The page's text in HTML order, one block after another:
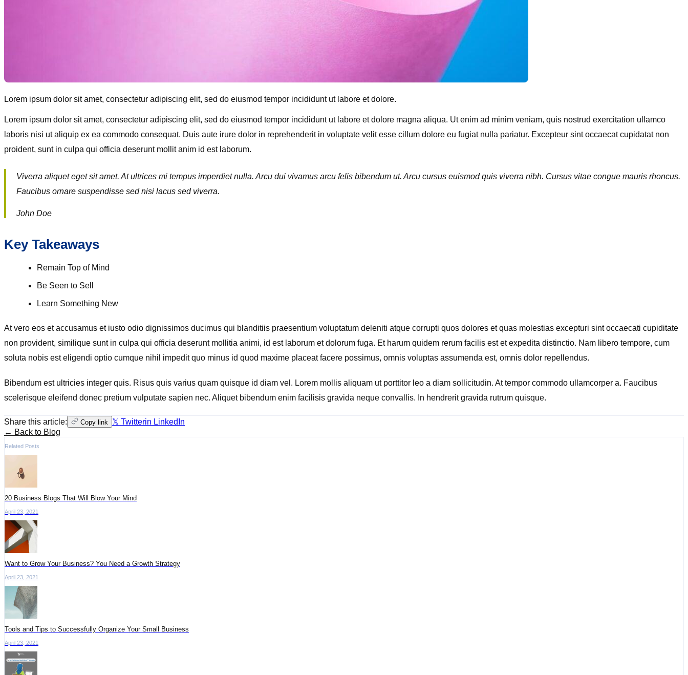
Lorem ipsum dolor sit amet, consectetur adipiscing elit, sed do eiusmod tempor incididunt ut labore et dolore.
Lorem ipsum dolor sit amet, consectetur adipiscing elit, sed do eiusmod tempor incididunt ut labore et dolore magna aliqua. Ut enim ad minim veniam, quis nostrud exercitation ullamco
laboris nisi ut aliquip ex ea commodo consequat. Duis aute irure dolor in reprehenderit in voluptate velit esse cillum dolore eu fugiat nulla pariatur. Excepteur sint occaecat cupidatat non
proident, sunt in culpa qui officia deserunt mollit anim id est laborum.
Viverra aliquet eget sit amet. At ultrices mi tempus imperdiet nulla. Arcu dui vivamus arcu felis bibendum ut. Arcu cursus euismod quis viverra nibh. Cursus vitae congue mauris rhoncus.
Faucibus ornare suspendisse sed nisi lacus sed viverra.
John Doe
Key Takeaways
Remain Top of Mind
Be Seen to Sell
Learn Something New
At vero eos et accusamus et iusto odio dignissimos ducimus qui blanditiis praesentium voluptatum deleniti atque corrupti quos dolores et quas molestias excepturi sint occaecati cupiditate
non provident, similique sunt in culpa qui officia deserunt mollitia animi, id est laborum et dolorum fuga. Et harum quidem rerum facilis est et expedita distinctio. Nam libero tempore, cum
soluta nobis est eligendi optio cumque nihil impedit quo minus id quod maxime placeat facere possimus, omnis voluptas assumenda est, omnis dolor repellendus.
Bibendum est ultricies integer quis. Risus quis varius quam quisque id diam vel. Lorem mollis aliquam ut porttitor leo a diam sollicitudin. At tempor commodo ullamcorper a. Faucibus
scelerisque eleifend donec pretium vulputate sapien nec. Aliquet bibendum enim facilisis gravida neque convallis. In hendrerit gravida rutrum quisque.
Share this article: Copy link 𝕏 Twitterin LinkedIn
← Back to Blog
Related Posts
20 Business Blogs That Will Blow Your Mind
April 23, 2021
Want to Grow Your Business? You Need a Growth Strategy
April 23, 2021
Tools and Tips to Successfully Organize Your Small Business
April 23, 2021